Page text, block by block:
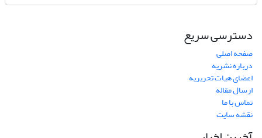
دسترسی سریع
صفحه اصلی
درباره نشریه
اعضای هیات تحریریه
ارسال مقاله
تماس با ما
نقشه سایت